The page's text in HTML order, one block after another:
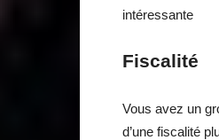
intéressante
Fiscalité
Vous avez un
d’une fiscalité